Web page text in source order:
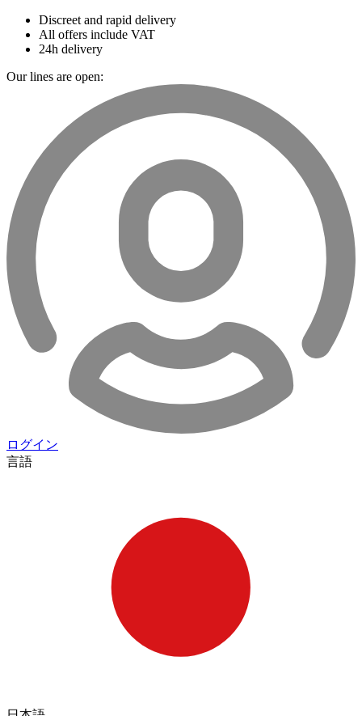
Discreet and rapid delivery
All offers include VAT
24h delivery
Our lines are open:
ログイン
言語